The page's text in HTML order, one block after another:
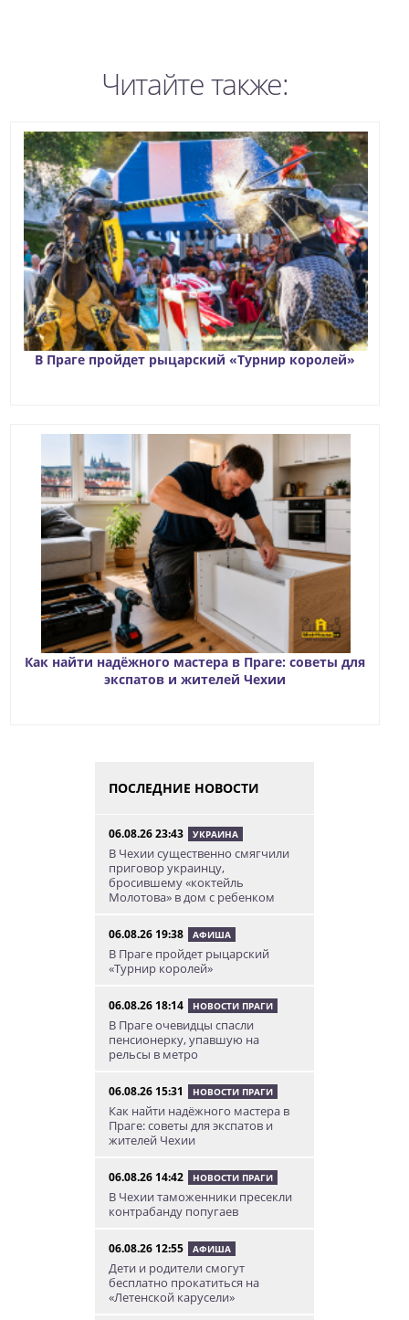
Читайте также:
В Праге пройдет рыцарский «Турнир королей»
Как найти надёжного мастера в Праге: советы для
экспатов и жителей Чехии
ПОСЛЕДНИЕ НОВОСТИ
06.08.26 23:43 УКРАИНА
В Чехии существенно смягчили
приговор украинцу,
бросившему «коктейль
Молотова» в дом с ребенком
06.08.26 19:38 АФИША
В Праге пройдет рыцарский
«Турнир королей»
06.08.26 18:14 НОВОСТИ ПРАГИ
В Праге очевидцы спасли
пенсионерку, упавшую на
рельсы в метро
06.08.26 15:31 НОВОСТИ ПРАГИ
Как найти надёжного мастера в
Праге: советы для экспатов и
жителей Чехии
06.08.26 14:42 НОВОСТИ ПРАГИ
В Чехии таможенники пресекли
контрабанду попугаев
06.08.26 12:55 АФИША
Дети и родители смогут
бесплатно прокатиться на
«Летенской карусели»